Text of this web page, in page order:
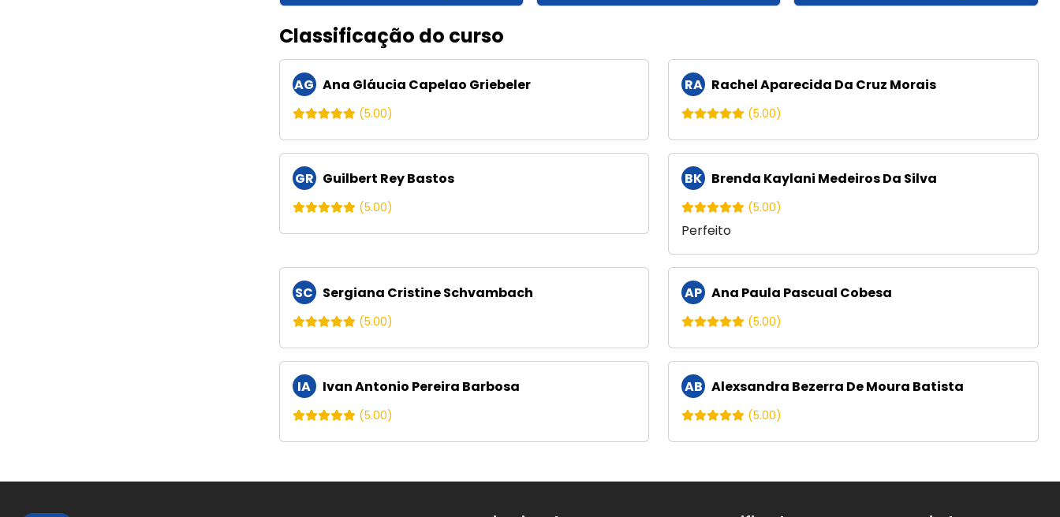
Classificação do curso
AG Ana Gláucia Capelao Griebeler
(5.00)
RA Rachel Aparecida Da Cruz Morais
(5.00)
GR Guilbert Rey Bastos
(5.00)
BK Brenda Kaylani Medeiros Da Silva
(5.00)
Perfeito
SC Sergiana Cristine Schvambach
(5.00)
AP Ana Paula Pascual Cobesa
(5.00)
IA Ivan Antonio Pereira Barbosa
(5.00)
AB Alexsandra Bezerra De Moura Batista
(5.00)